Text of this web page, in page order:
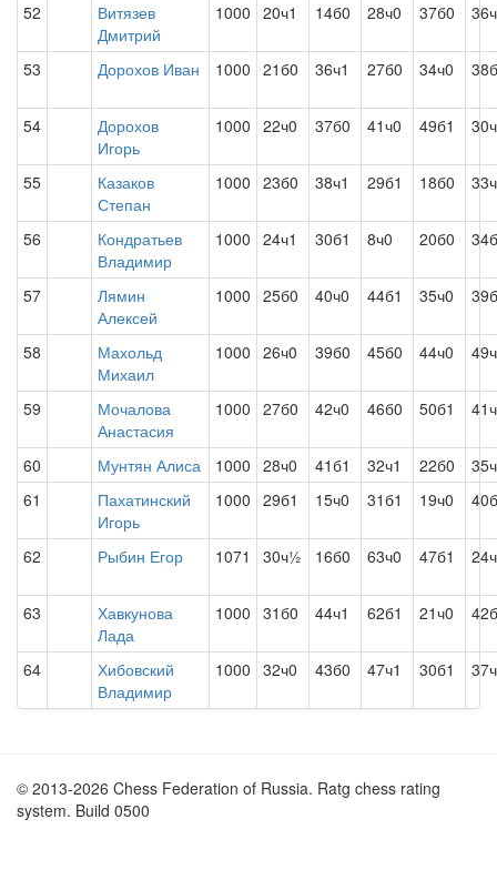
52
Витязев
Дмитрий
1000 20ч1 14б0 28ч0 37б0
53 Дорохов Иван 1000 21б0 36ч1 27б0 34ч0
54
Дорохов
Игорь
1000 22ч0 37б0 41ч0 49б1
55
Казаков
Степан
1000 23б0 38ч1 29б1 18б0
56
Кондратьев
Владимир
1000 24ч1 30б1 8ч0 20б0
57
Лямин
Алексей
1000 25б0 40ч0 44б1 35ч0
58
Махольд
Михаил
1000 26ч0 39б0 45б0 44ч0
59
Мочалова
Анастасия
1000 27б0 42ч0 46б0 50б1
60 Мунтян Алиса 1000 28ч0 41б1 32ч1 22б0
61
Пахатинский
Игорь
1000 29б1 15ч0 31б1 19ч0
62 Рыбин Егор 1071 30ч½ 16б0 63ч0 47б1
63
Хавкунова
Лада
1000 31б0 44ч1 62б1 21ч0
64
Хибовский
Владимир
1000 32ч0 43б0 47ч1 30б1
© 2013-2026 Chess Federation of Russia. Ratg chess rating
system. Build 0500